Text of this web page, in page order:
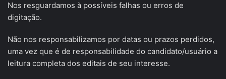
Nos resguardamos à possíveis falhas ou erros de
digitação.
Não nos responsabilizamos por datas ou prazos perdidos,
uma vez que é de responsabilidade do candidato/usuário a
leitura completa dos editais de seu interesse.